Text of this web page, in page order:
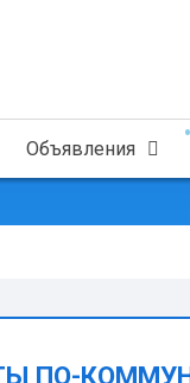
Объявления
ПО-